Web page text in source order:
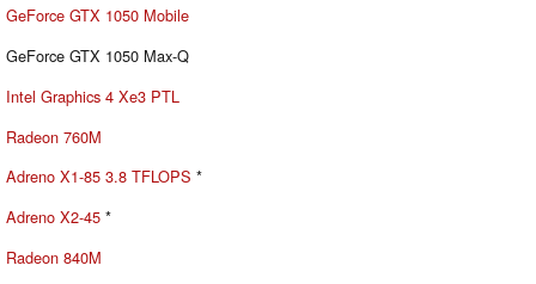
GeForce GTX 1050 Mobile
GeForce GTX 1050 Max-Q
Intel Graphics 4 Xe3 PTL
Radeon 760M
Adreno X1-85 3.8 TFLOPS *
Adreno X2-45 *
Radeon 840M